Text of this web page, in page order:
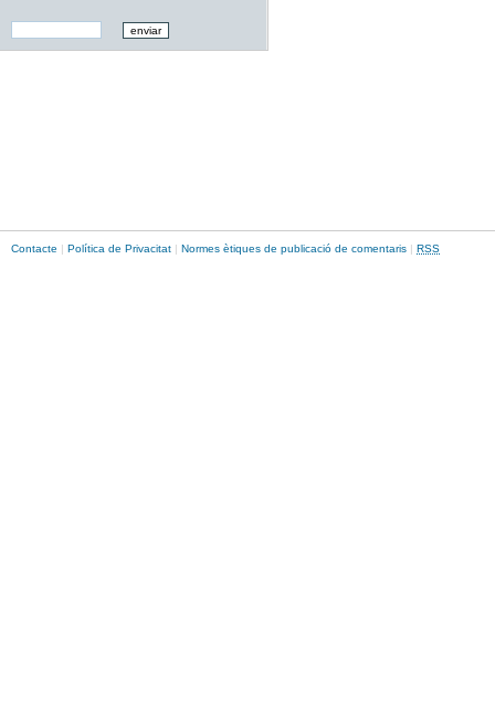
Contacte | Política de Privacitat | Normes ètiques de publicació de comentaris | RSS